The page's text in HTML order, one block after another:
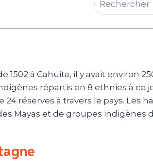
à Cahuita, il y avait environ
répartis en 8 ethnies à ce
réserves à travers le pays. Les
Mayas et de groupes indigènes